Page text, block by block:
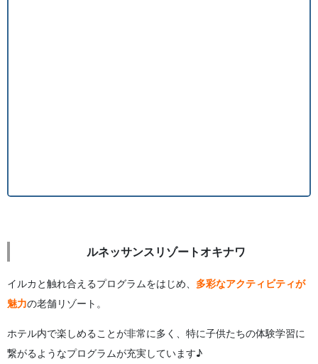
ルネッサンスリゾートオキナワ
イルカと触れ合えるプログラムをはじめ、 多彩なアクティビティが
魅力の老舗リゾート。
ホテル内で楽しめることが非常に多く、特に子供たちの体験学習に
繋がるようなプログラムが充実しています♪